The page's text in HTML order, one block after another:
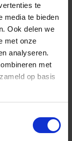
te
media te bieden
Ook delen we
met onze
analyseren.
met
op basis